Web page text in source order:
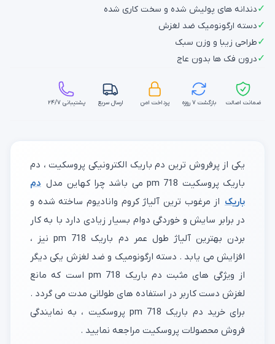
✓دندانه های پولیش شده و سخت کاری شده
✓دسته ارگونومیک ضد لغزش
✓طراحی زیبا و وزن سبک
✓درون فک ها بدون عاج
ضمانت اصالت بازگشت ۷ روزه پرداخت امن ارسال سریع پشتیبانی ۲۴/۷
یکی از پرفروش ترین دم باریک الکترونیکی پروسکیت ، دم
باریک پروسکیت pm 718 می باشد چرا کهاین مدل
دم
باریک از مرغوب ترین آلیاژ کروم وانادیوم ساخته شده و
در برابر سایش و خوردگی دوام بسیار زیادی دارد با به کار
بردن بهترین آلیاژ طول عمر دم باریک pm 718 نیز ،
افزایش می یابد . دسته ارگونومیک و ضد لغزش یکی دیگر
از ویژگی های مثبت دم باریک pm 718 است که مانع
لغزش دست کاربر در استفاده های طولانی مدت می گردد .
برای خرید دم باریک pm 718 پروسکیت ، به نمایندگی
فروش محصولات پروسکیت مراجعه نمایید .